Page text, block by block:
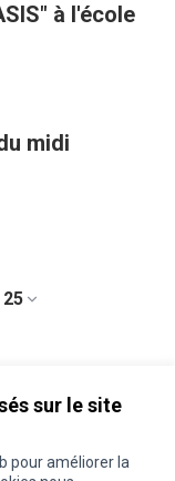
sur le site
pour améliorer la
à l'école
midi
25